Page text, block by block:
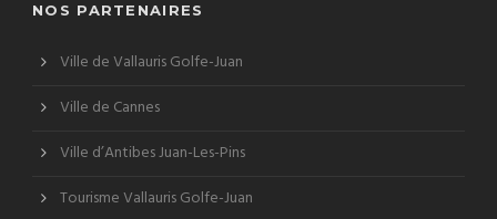
NOS PARTENAIRES
Ville de Vallauris Golfe-Juan
Ville de Cannes
Ville d’Antibes Juan-Les-Pins
Tourisme Vallauris Golfe-Juan